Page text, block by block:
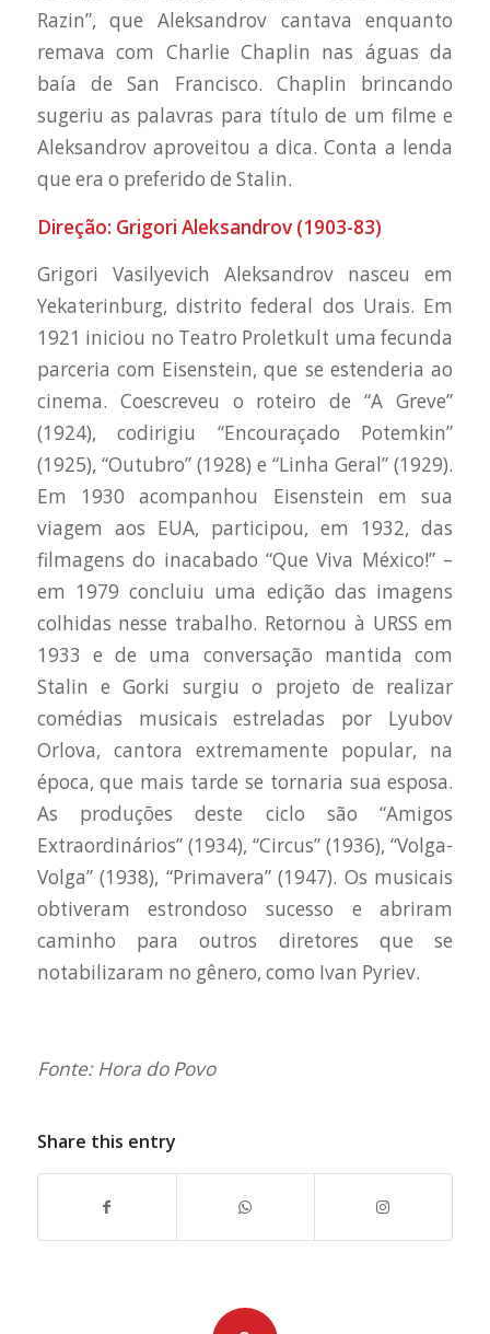
Razin”, que Aleksandrov cantava enquanto
remava com Charlie Chaplin nas águas da
baía de San Francisco. Chaplin brincando
sugeriu as palavras para título de um filme e
Aleksandrov aproveitou a dica. Conta a lenda
que era o preferido de Stalin.
Direção: Grigori Aleksandrov (1903-83)
Grigori Vasilyevich Aleksandrov nasceu em
Yekaterinburg, distrito federal dos Urais. Em
1921 iniciou no Teatro Proletkult uma fecunda
parceria com Eisenstein, que se estenderia ao
cinema. Coescreveu o roteiro de “A Greve”
(1924), codirigiu “Encouraçado Potemkin”
(1925), “Outubro” (1928) e “Linha Geral” (1929).
Em 1930 acompanhou Eisenstein em sua
viagem aos EUA, participou, em 1932, das
filmagens do inacabado “Que Viva México!” –
em 1979 concluiu uma edição das imagens
colhidas nesse trabalho. Retornou à URSS em
1933 e de uma conversação mantida com
Stalin e Gorki surgiu o projeto de realizar
comédias musicais estreladas por Lyubov
Orlova, cantora extremamente popular, na
época, que mais tarde se tornaria sua esposa.
As produções deste ciclo são “Amigos
Extraordinários” (1934), “Circus” (1936), “Volga-
Volga” (1938), “Primavera” (1947). Os musicais
obtiveram estrondoso sucesso e abriram
caminho para outros diretores que se
notabilizaram no gênero, como Ivan Pyriev.
Fonte: Hora do Povo
Share this entry